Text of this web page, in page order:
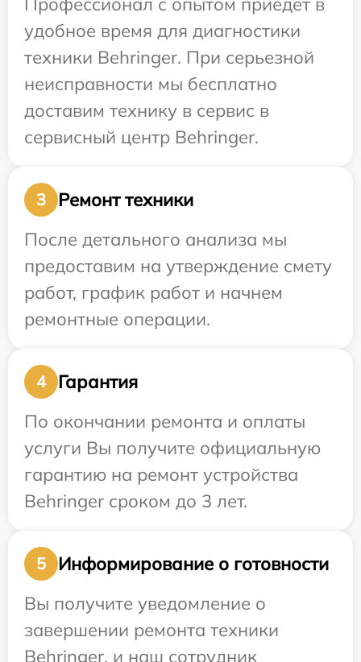
удобное время для диагностики
техники Behringer. При серьезной
неисправности мы бесплатно
доставим технику в сервис в
сервисный центр Behringer.
3
Ремонт техники
После детального анализа мы
предоставим на утверждение смету
работ, график работ и начнем
ремонтные операции.
4
Гарантия
По окончании ремонта и оплаты
услуги Вы получите официальную
гарантию на ремонт устройства
Behringer сроком до 3 лет.
5
Информирование о готовности
Вы получите уведомление о
завершении ремонта техники
Behringer, и наш сотрудник